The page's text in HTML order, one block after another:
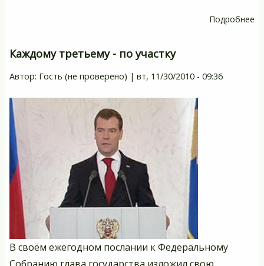
Подробнее
Каждому третьему - по участку
Автор: Гость (не проверено) | вт, 11/30/2010 - 09:36
В своём ежегодном послании к Федеральному